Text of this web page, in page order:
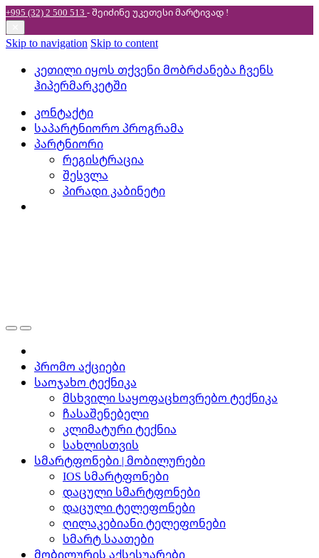
+995 (32) 2 500 513 - შეიძინე უკეთესიმარტივად !
Skip to navigation Skip to content
კეთილი იყოს თქვენი მობრძანება ჩვენს
ჰიპერმარკეტში
კონტაქტი
საპარტნიორო პროგრამა
პარტნიორი
რეგისტრაცია
შესვლა
პირადი კაბინეტი
პრომო აქციები
საოჯახო ტექნიკა
მსხვილი საყოფაცხოვრებო ტექნიკა
ჩასაშენებელი
კლიმატური ტექნია
სახლისთვის
სმარტფონები | მობილურები
IOS სმარტფონები
დაცული სმარტფონები
დაცული ტელეფონები
ღილაკებიანი ტელეფონები
სმარტ საათები
მობილურის აქსესუარები